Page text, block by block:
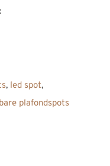
, led spot,
plafondspots